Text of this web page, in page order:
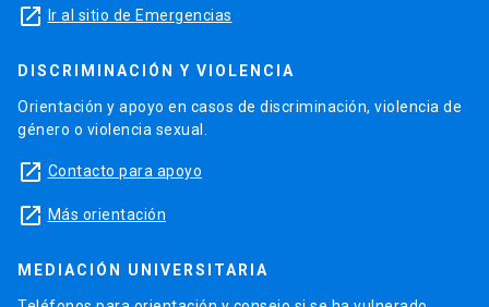
launch Ir al sitio de Emergencias
DISCRIMINACIÓN Y VIOLENCIA
Orientación y apoyo en casos de discriminación, violencia de
género o violencia sexual.
launch Contacto para apoyo
launch Más orientación
MEDIACIÓN UNIVERSITARIA